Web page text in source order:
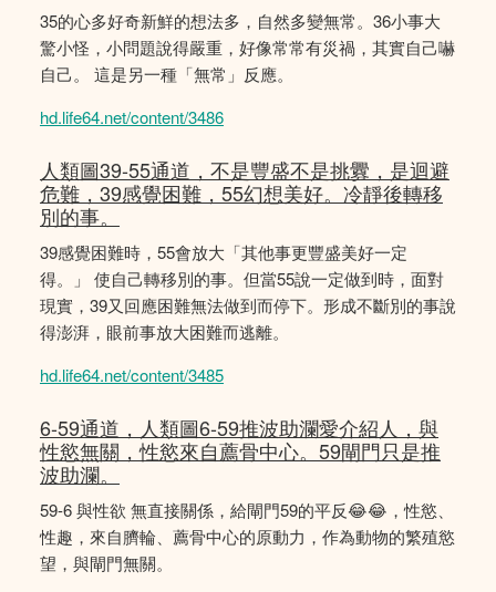
35的心多好奇新鮮的想法多，自然多變無常。36小事大
驚小怪，小問題說得嚴重，好像常常有災禍，其實自己嚇
自己。 這是另一種「無常」反應。
hd.life64.net/content/3486
人類圖39-55通道，不是豐盛不是挑釁，是迴避
危難，39感覺困難，55幻想美好。冷靜後轉移
別的事。
39感覺困難時，55會放大「其他事更豐盛美好一定
得。」 使自己轉移別的事。但當55說一定做到時，面對
現實，39又回應困難無法做到而停下。形成不斷別的事說
得澎湃，眼前事放大困難而逃離。
hd.life64.net/content/3485
6-59通道，人類圖6-59推波助瀾愛介紹人，與
性慾無關，性慾來自薦骨中心。59閘門只是推
波助瀾。
59-6 與性欲 無直接關係，給閘門59的平反😂😂，性慾、
性趣，來自臍輪、薦骨中心的原動力，作為動物的繁殖慾
望，與閘門無關。